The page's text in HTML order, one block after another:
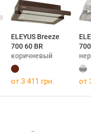
ELEYUS Breeze
700 60 BR
коричневый
от 3 411 грн. от